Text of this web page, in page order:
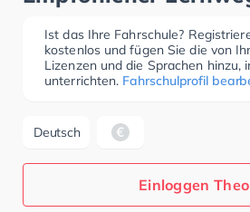
Ist das Ihre Fahrschule?
kostenlos und fügen Sie die von
Lizenzen und die Sprachen hinzu,
unterrichten. Fahrschulprofil
Deutsch
Einloggen